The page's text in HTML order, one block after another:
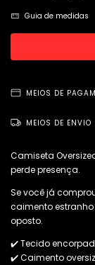
Guia de medidas
MEIOS DE
MEIOS DE ENVIO
Camiseta
perde presença.
Se você já
caimento
oposto.
✔️ Tecido
✔️ Caimento